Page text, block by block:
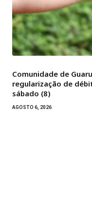
Comunidade de
regularização de
sábado (8)
AGOSTO 6, 2026